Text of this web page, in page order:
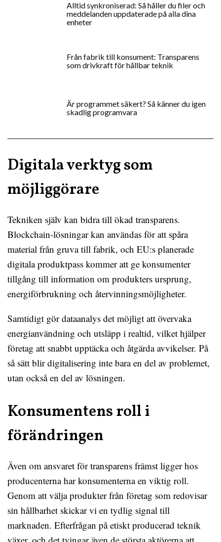
Alltid synkroniserad: Så håller du filer och
meddelanden uppdaterade på alla dina
enheter
Från fabrik till konsument: Transparens
som drivkraft för hållbar teknik
Är programmet säkert? Så känner du igen
skadlig programvara
Digitala verktyg som
möjliggörare
Tekniken själv kan bidra till ökad transparens.
Blockchain‑lösningar kan användas för att spåra
material från gruva till fabrik, och EU:s planerade
digitala produktpass kommer att ge konsumenter
tillgång till information om produkters ursprung,
energiförbrukning och återvinningsmöjligheter.
Samtidigt gör dataanalys det möjligt att övervaka
energianvändning och utsläpp i realtid, vilket hjälper
företag att snabbt upptäcka och åtgärda avvikelser. På
så sätt blir digitalisering inte bara en del av problemet,
utan också en del av lösningen.
Konsumentens roll i
förändringen
Även om ansvaret för transparens främst ligger hos
producenterna har konsumenterna en viktig roll.
Genom att välja produkter från företag som redovisar
sin hållbarhet skickar vi en tydlig signal till
marknaden. Efterfrågan på etiskt producerad teknik